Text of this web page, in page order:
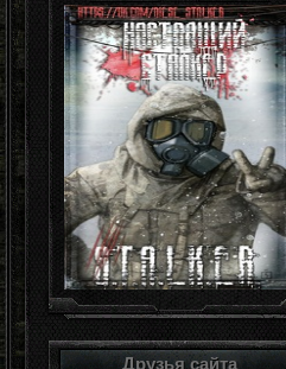
Друзья сайта